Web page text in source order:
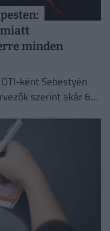
miatt
minden
ként Sebestyén
szerint akár 65